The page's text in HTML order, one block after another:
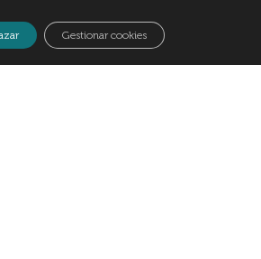
Gestionar cookies